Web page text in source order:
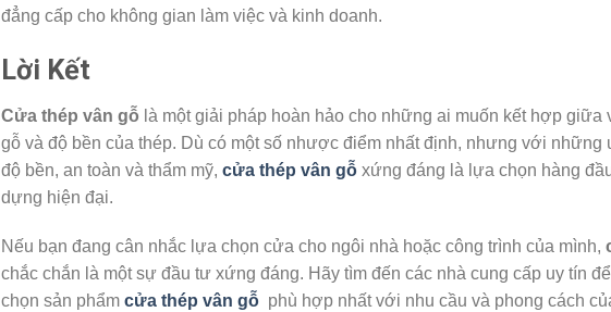
đẳng cấp cho không gian làm việc và kinh doanh.
Lời Kết
Cửa thép vân gỗ là một giải pháp hoàn hảo cho những ai muốn kết hợp giữa
gỗ và độ bền của thép. Dù có một số nhược điểm nhất định, nhưng với những
độ bền, an toàn và thẩm mỹ, cửa thép vân gỗxứng đáng là lựa chọn hàng
dựng hiện đại.
Nếu bạn đang cân nhắc lựa chọn cửa cho ngôi nhà hoặc công trình của mình,
chắc chắn là một sự đầu tư xứng đáng. Hãy tìm đến các nhà cung cấp uy tín
chọn sản phẩm cửa thép vân gỗphù hợp nhất với nhu cầu và phong cách